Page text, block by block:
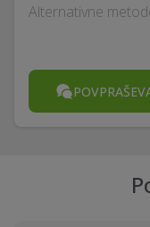
Alternativne